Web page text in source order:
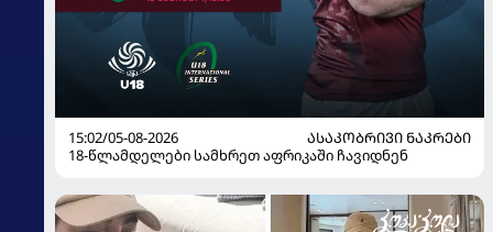
15:02/05-08-2026
ᲐᲡᲐᲙᲝᲑᲠᲘᲕᲘ ᲜᲐᲙᲠᲔᲑᲘ
18-წლამდელები სამხრეთ აფრიკაში ჩავიდნენ